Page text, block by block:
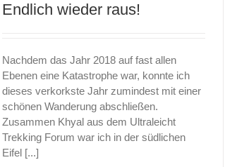
Endlich wieder raus!
Nachdem das Jahr 2018 auf fast allen
Ebenen eine Katastrophe war, konnte ich
dieses verkorkste Jahr zumindest mit einer
schönen Wanderung abschließen.
Zusammen Khyal aus dem Ultraleicht
Trekking Forum war ich in der südlichen
Eifel [...]